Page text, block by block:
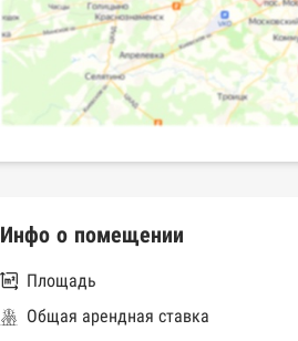
Инфо о помещении
Площадь
Общая арендная ставка